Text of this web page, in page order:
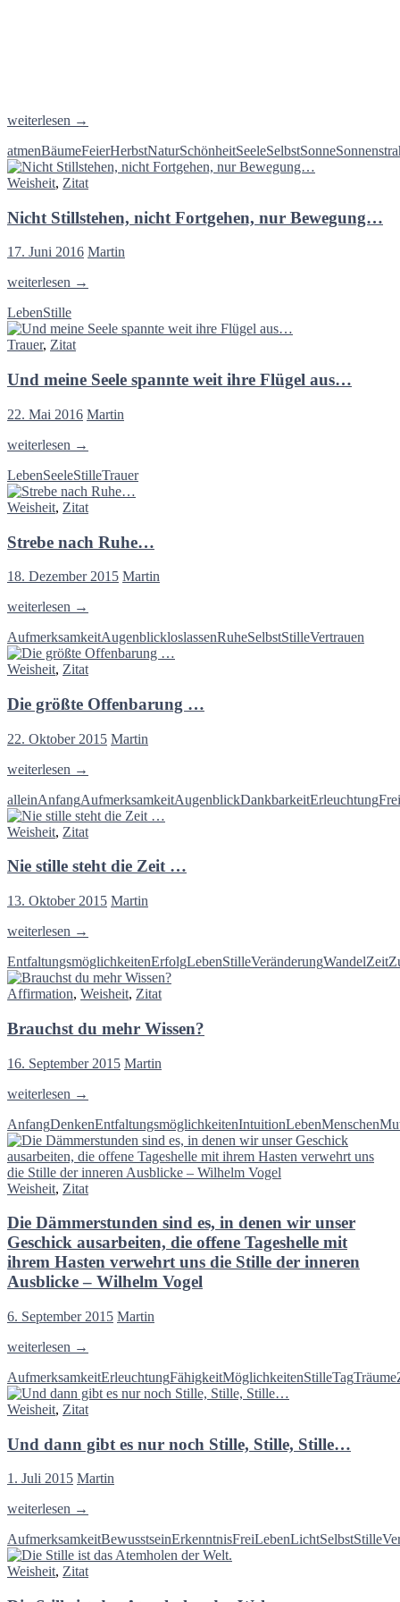
Herbstbild
ist
ein
Herbsttag,
ich
sah!
Luft
still,
als
atmete
kaum,
dennoch
fallen
raschelnd,
und
nah,
Die
Früchte
ab
von
jedem
Baum…
weiterlesen →
atmenBäumeFeierHerbstNaturSchönheitSeeleSelbstSonne
Weisheit, Zitat
Nicht Stillstehen, nicht Fortgehen, nur Bewegung…
17. Juni 2016 Martin
Nicht
nicht
Fortgehen,
nur
weiterlesen →
LebenStille
Trauer, Zitat
Und meine Seele spannte weit ihre Flügel aus…
22. Mai 2016 Martin
Und
Seele
spannte
weit
Flügel
weiterlesen →
LebenSeeleStilleTrauer
Weisheit, Zitat
Strebe nach Ruhe…
18. Dezember 2015 Martin
Strebe
Ruhe…
weiterlesen →
AufmerksamkeitAugenblickloslassenRuheSelbstStilleVertrauen
Weisheit, Zitat
Die größte Offenbarung …
22. Oktober 2015 Martin
Die
Offenbarung
…
weiterlesen →
alleinAnfangAufmerksamkeitAugenblickDankbarkeitErleuchtungFrei
Weisheit, Zitat
Nie stille steht die Zeit …
13. Oktober 2015 Martin
Nie
steht
die
Zeit
weiterlesen →
EntfaltungsmöglichkeitenErfolgLebenStilleVeränderungWandelZeit
Affirmation, Weisheit, Zitat
Brauchst du mehr Wissen?
16. September 2015 Martin
Brauchst
mehr
Wissen?
weiterlesen →
AnfangDenkenEntfaltungsmöglichkeitenIntuitionLebenMenschen
Weisheit, Zitat
Die Dämmerstunden sind es, in denen wir unser
Geschick ausarbeiten, die offene Tageshelle mit
ihrem Hasten verwehrt uns die Stille der inneren
Ausblicke – Wilhelm Vogel
6. September 2015 Martin
Die
sind
es,
in
wir
Geschick
die
Tageshelle
mit
ihrem
weiterlesen →
AufmerksamkeitErleuchtungFähigkeitMöglichkeitenStilleTagTräume
Weisheit, Zitat
Und dann gibt es nur noch Stille, Stille, Stille…
1. Juli 2015 Martin
Und
gibt
es
nur
weiterlesen →
AufmerksamkeitBewusstseinErkenntnisFreiLebenLichtSelbstStille
Weisheit, Zitat